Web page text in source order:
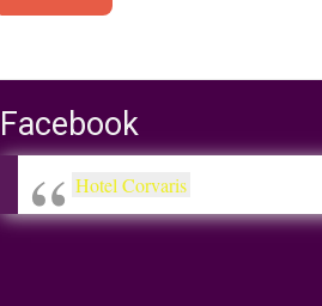
Facebook
Hotel Corvaris